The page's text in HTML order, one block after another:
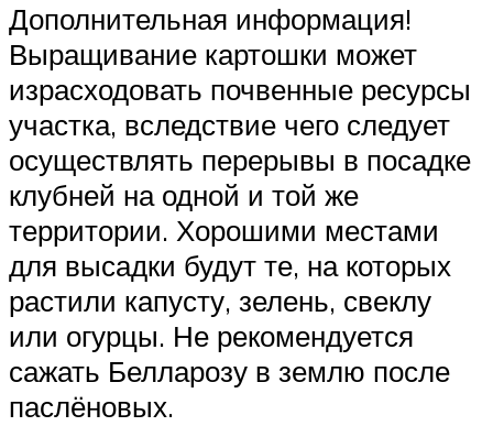
Дополнительная информация!
Выращивание картошки может
израсходовать почвенные ресурсы
участка, вследствие чего следует
осуществлять перерывы в посадке
клубней на одной и той же
территории. Хорошими местами
для высадки будут те, на которых
растили капусту, зелень, свеклу
или огурцы. Не рекомендуется
сажать Белларозу в землю после
паслёновых.